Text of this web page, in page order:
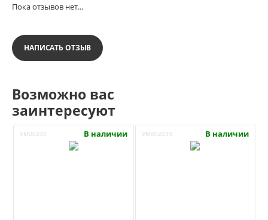
Пока отзывов нет...
НАПИСАТЬ ОТЗЫВ
Возможно вас
заинтересуют
УМ00240 В наличии УМ002039 В наличии